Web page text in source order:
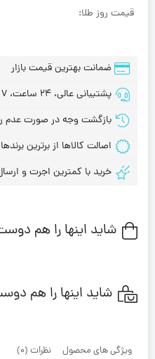
قیمت روز طلا:
ضمانت بهترین قیمت بازار
پشتیبانی عالی، 24 ساعت، 7 روز هفته
بازگشت وجه در صورت عدم
اصالت کالاها از برترین برندها
خرید با کمترین اجرت و
شاید اینها را هم
شاید اینها را هم
ویژگی های محصول نظرات (0)